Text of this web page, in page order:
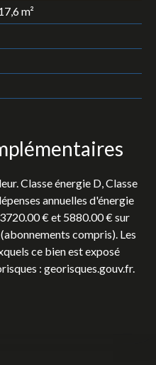
m²
Classe énergie D, Classe
annuelles d'énergie
€ et 5880.00 € sur
compris). Les
ce bien est exposé
: georisques.gouv.fr.